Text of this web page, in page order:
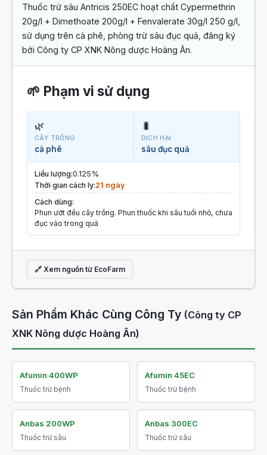
Thuốc trừ sâu Antricis 250EC hoạt chất Cypermethrin
20g/l + Dimethoate 200g/l + Fenvalerate 30g/l 250 g/l,
sử dụng trên cà phê, phòng trừ sâu đục quả, đăng ký
bởi Công ty CP XNK Nông dược Hoàng Ân.
🌱 Phạm vi sử dụng
🌿
CÂY TRỒNG
cà phê
🐛
DỊCH HẠI
sâu đục quả
Liều lượng:0.125%
Thời gian cách ly:21 ngày
Cách dùng:
Phun ướt đều cây trồng. Phun thuốc khi sâu tuổi nhỏ, chưa
đục vào trong quả
🔗 Xem nguồn từ EcoFarm
Sản Phẩm Khác Cùng Công Ty (Công ty CP
XNK Nông dược Hoàng Ân)
Afumin 400WP
Thuốc trừ bệnh
Afumin 45EC
Thuốc trừ bệnh
Anbas 200WP
Thuốc trừ sâu
Anbas 300EC
Thuốc trừ sâu